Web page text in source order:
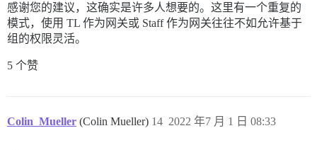
感谢您的建议，这确实是许多人想要的。这里有一个重复的
模式，使用 TL 作为网关或 Staff 作为网关往往不如允许基于
组的权限灵活。
5 个赞
Colin_Mueller (Colin Mueller) 2022 年7 月 1 日 08:33
14